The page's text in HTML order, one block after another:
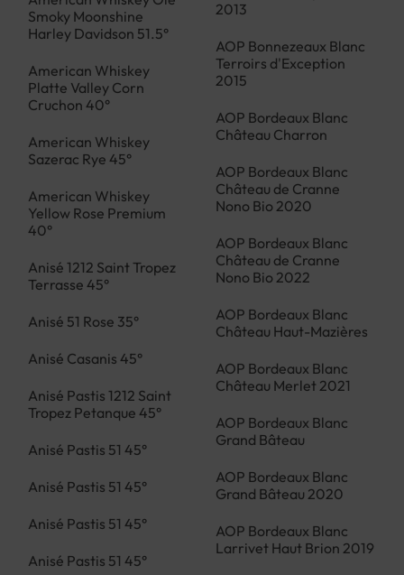
Smoky Moonshine
Harley Davidson 51.5°
American Whiskey
Platte Valley Corn
Cruchon 40°
American Whiskey
Sazerac Rye 45°
American Whiskey
Yellow Rose Premium
40°
Anisé 1212 Saint Tropez
Terrasse 45°
Anisé 51 Rose 35°
Anisé Casanis 45°
Anisé Pastis 1212 Saint
Tropez Petanque 45°
Anisé Pastis 51 45°
Anisé Pastis 51 45°
Anisé Pastis 51 45°
Anisé Pastis 51 45°
2013
AOP Bonnezeaux Blanc
Terroirs d'Exception
2015
AOP Bordeaux Blanc
Château Charron
AOP Bordeaux Blanc
Château de Cranne
Nono Bio 2020
AOP Bordeaux Blanc
Château de Cranne
Nono Bio 2022
AOP Bordeaux Blanc
Château Haut-Mazières
AOP Bordeaux Blanc
Château Merlet 2021
AOP Bordeaux Blanc
Grand Bâteau
AOP Bordeaux Blanc
Grand Bâteau 2020
AOP Bordeaux Blanc
Larrivet Haut Brion 2019